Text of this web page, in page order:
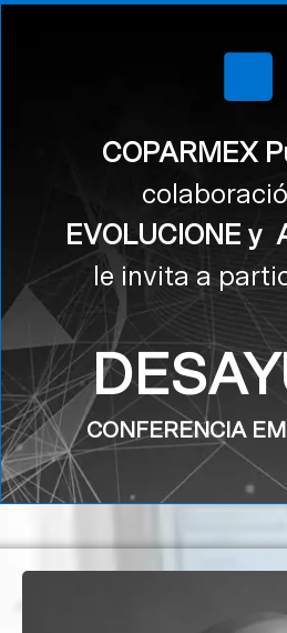
COPARMEX
EVOLUCIONE y
le invita a
CONFERENCIA